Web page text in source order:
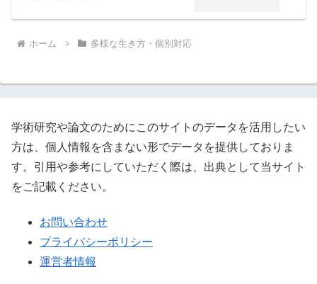
ホーム 多様な生き方・個別対応
学術研究や論文のためにこのサイトのデータを活用したい
方は、個人情報を含まない形でデータを提供しておりま
す。引用や参考にしていただく際は、出典として当サイト
をご記載ください。
お問い合わせ
プライバシーポリシー
運営者情報